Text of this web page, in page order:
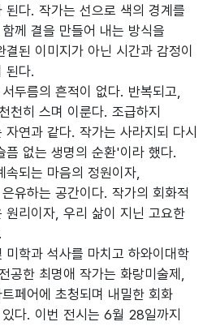
된다. 작가는 선으로 색의 경계를
께 결을 만들어 내는 방식을
된 이미지가 아닌 시간과 감정이
된다.
두름의 흔적이 없다. 반복되고,
천히 스며 이룬다. 조급하지
연과 같다. 작가는 사라지되 다시
픔 없는 생명의 순환'이라 했다.
되는 마음의 정원이자,
유하는 공간이다. 작가의 회화적
원리이자, 우리 삶이 지닌 고요한
미학과 석사를 마치고 하와이대학
공한 최명애 작가는 화랑미술제,
페어에 초청되며 내밀한 회화
다. 이번 전시는 6월 28일까지